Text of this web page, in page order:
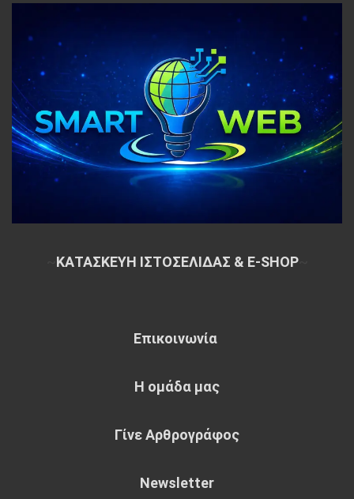
ΚΑΤΑΣΚΕΥΗ ΙΣΤΟΣΕΛΙΔΑΣ & E-SHOP~
Επικοινωνία
Η ομάδα μας
Γίνε Αρθρογράφος
Newsletter